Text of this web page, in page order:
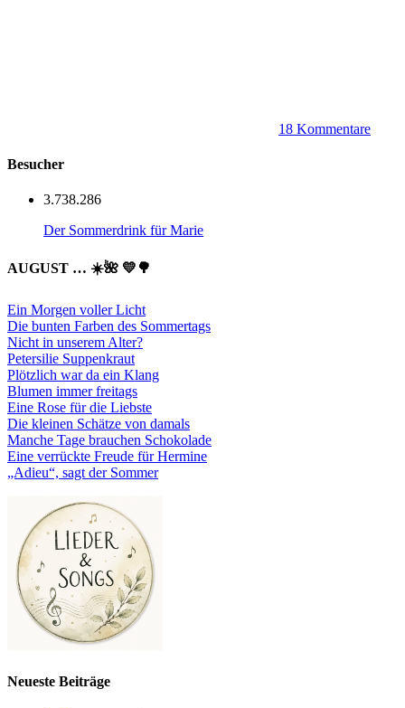
18 Kommentare
Besucher
3.738.286
Der Sommerdrink für Marie
AUGUST … ☀️🌺 💛🌳
Ein Morgen voller Licht
Die bunten Farben des Sommertags
Nicht in unserem Alter?
Petersilie Suppenkraut
Plötzlich war da ein Klang
Blumen immer freitags
Eine Rose für die Liebste
Die kleinen Schätze von damals
Manche Tage brauchen Schokolade
Eine verrückte Freude für Hermine
„Adieu“, sagt der Sommer
Neueste Beiträge